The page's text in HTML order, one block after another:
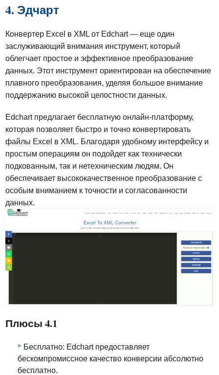
4. Эдчарт
Конвертер Excel в XML от Edchart — еще один
заслуживающий внимания инструмент, который
облегчает простое и эффективное преобразование
данных. Этот инструмент ориентирован на обеспечение
плавного преобразования, уделяя большое внимание
поддержанию высокой целостности данных.
Edchart предлагает бесплатную онлайн-платформу,
которая позволяет быстро и точно конвертировать
файлы Excel в XML. Благодаря удобному интерфейсу и
простым операциям он подойдет как технически
подкованным, так и нетехническим людям. Он
обеспечивает высококачественное преобразование с
особым вниманием к точности и согласованности
данных.
Плюсы 4.1
Бесплатно: Edchart предоставляет
бескомпромиссное качество конверсии абсолютно
бесплатно.